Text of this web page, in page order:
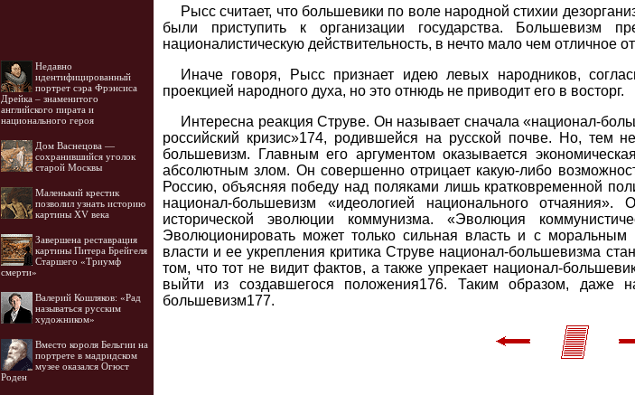
Недавно
идентифицированный
портрет сэра Фрэнсиса
Дрейка – знаменитого
английского пирата и
национального героя
Дом Васнецова —
сохранившийся уголок
старой Москвы
Маленький крестик
позволил узнать историю
картины XV века
Завершена реставрация
картины Питера Брейгеля
Старшего «Триумф
смерти»
Валерий Кошляков: «Рад
называться русским
художником»
Вместо короля Бельгии на
портрете в мадридском
музее оказался Огюст
Роден
Рысс считает, что большевики по воле народной стихии
были приступить к организации государства. Большевизм
националистическую действительность, в нечто мало чем отличное
Иначе говоря, Рысс признает идею левых народников,
проекцией народного духа, но это отнюдь не приводит его в восторг.
Интересна реакция Струве. Он называет сначала «национал-
российский кризис»174, родившейся на рус­ской почве. Но, тем
большевизм. Главным его аргументом оказывается
абсолютным злом. Он совершенно отрицает какую-либо
Россию, объясняя победу над поляками лишь кратковременной
национал-большевизм «идеологией национального
исторической эволюции коммунизма. «Эволюция
Эволюционировать может только сильная власть и с моральным
власти и ее укрепления критика Струве национал-большевизма
том, что тот не видит фактов, а также упрекает национал-
выйти из создавшегося положения176. Таким образом, даже
большевизм177.